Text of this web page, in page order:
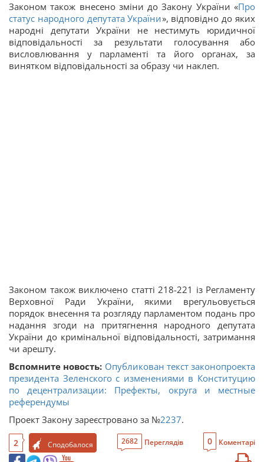
Законом також внесено зміни до Закону України «Про
статус народного депутата України», відповідно до яких
народні депутати України не нестимуть юридичної
відповідальності за результати голосування або
висловлювання у парламенті та його органах, за
винятком відповідальності за образу чи наклеп.
Законом також виключено статті 218-221 із Регламенту
Верховної Ради України, якими врегульовується
порядок внесення та розгляду парламентом подань про
надання згоди на притягнення народного депутата
України до кримінальної відповідальності, затримання
чи арешту.
Вспомните новость: Опубликован текст законопроекта
президента Зеленского с изменениями в Конституцию
по децентрализации: Префекты, округа и местные
референдумы
Проект Закону зареєстровано за №2237.
2 Сподобалося 2682 Переглядів 0 Коментарі